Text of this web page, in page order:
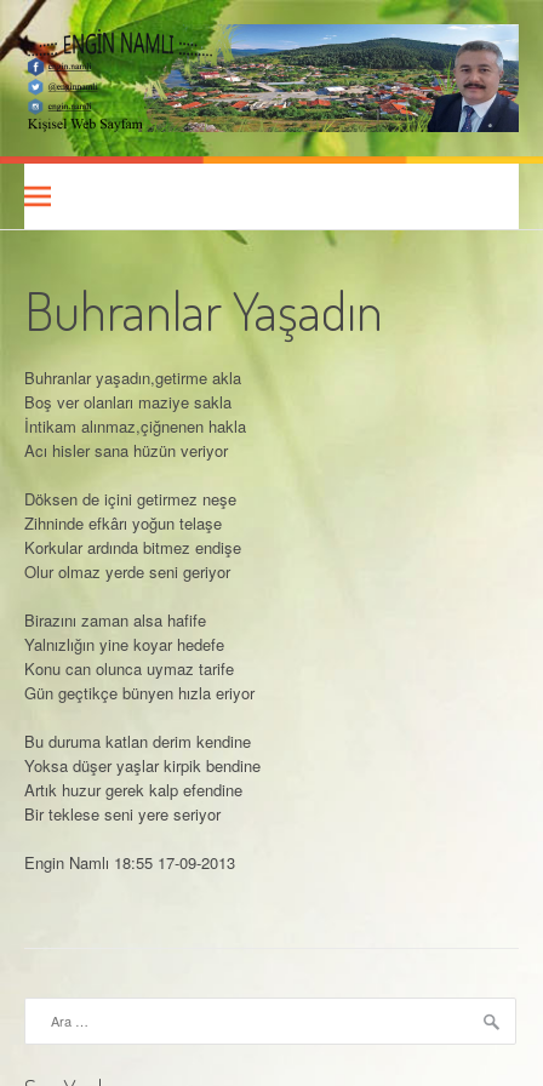
İçeriğe
atla
Engin Namlı
KIŞISEL WEB SAYFASI
Buhranlar Yaşadın
Buhranlar yaşadın,getirme akla
Boş ver olanları maziye sakla
İntikam alınmaz,çiğnenen hakla
Acı hisler sana hüzün veriyor
Döksen de içini getirmez neşe
Zihninde efkârı yoğun telaşe
Korkular ardında bitmez endişe
Olur olmaz yerde seni geriyor
Birazını zaman alsa hafife
Yalnızlığın yine koyar hedefe
Konu can olunca uymaz tarife
Gün geçtikçe bünyen hızla eriyor
Bu duruma katlan derim kendine
Yoksa düşer yaşlar kirpik bendine
Artık huzur gerek kalp efendine
Bir teklese seni yere seriyor
Engin Namlı 18:55 17-09-2013